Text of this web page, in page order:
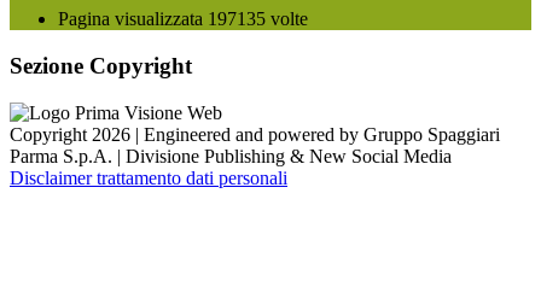
Pagina visualizzata 197135 volte
Sezione Copyright
Copyright 2026 | Engineered and powered by Gruppo Spaggiari
Parma S.p.A. | Divisione Publishing & New Social Media
Disclaimer trattamento dati personali